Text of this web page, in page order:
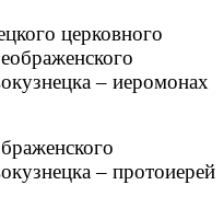
церковного
– иеромонах
– протоиерей